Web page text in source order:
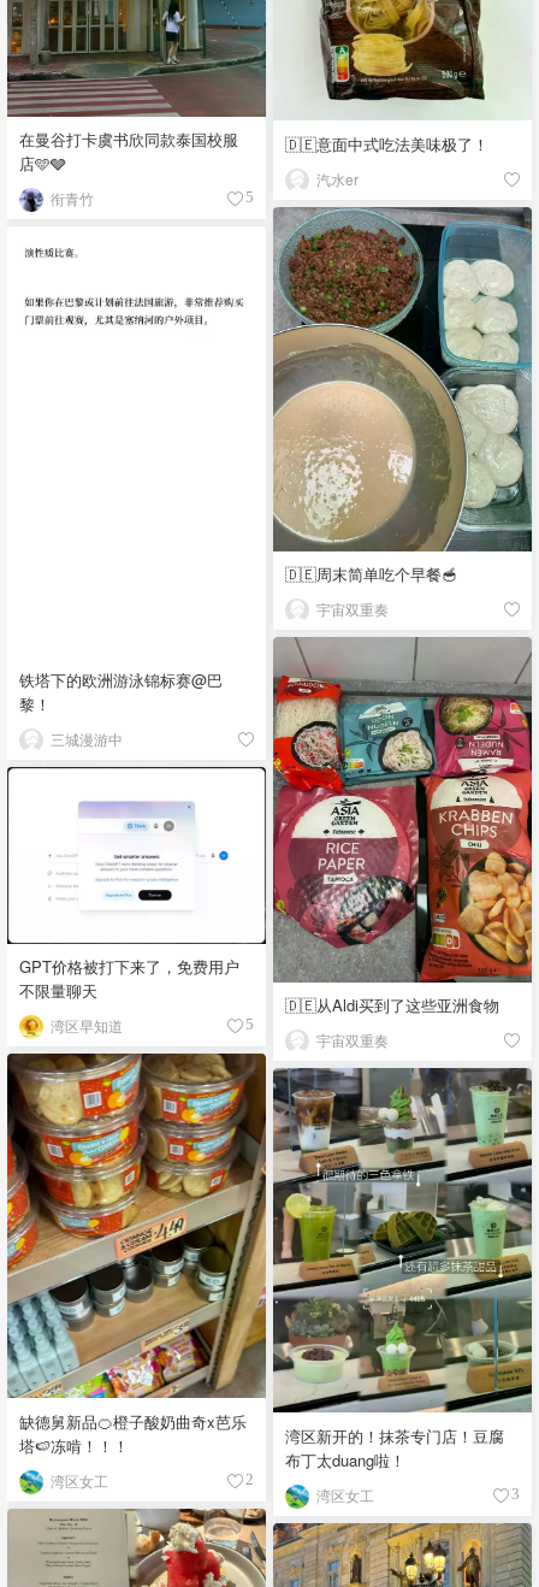
在曼谷打卡虞书欣同款泰国校服
店🩵🩶
衔青竹 5
🇩🇪意面中式吃法美味极了！
汽水er
🇩🇪周末简单吃个早餐🥣
宇宙双重奏
铁塔下的欧洲游泳锦标赛@巴
黎！
三城漫游中
🇩🇪从Aldi买到了这些亚洲食物
宇宙双重奏
GPT价格被打下来了，免费用户
不限量聊天
湾区早知道 5
缺德舅新品🍊橙子酸奶曲奇x芭乐
塔🍉冻啃！！！
湾区女工 2
湾区新开的！抹茶专门店！豆腐
布丁太duang啦！
湾区女工 3